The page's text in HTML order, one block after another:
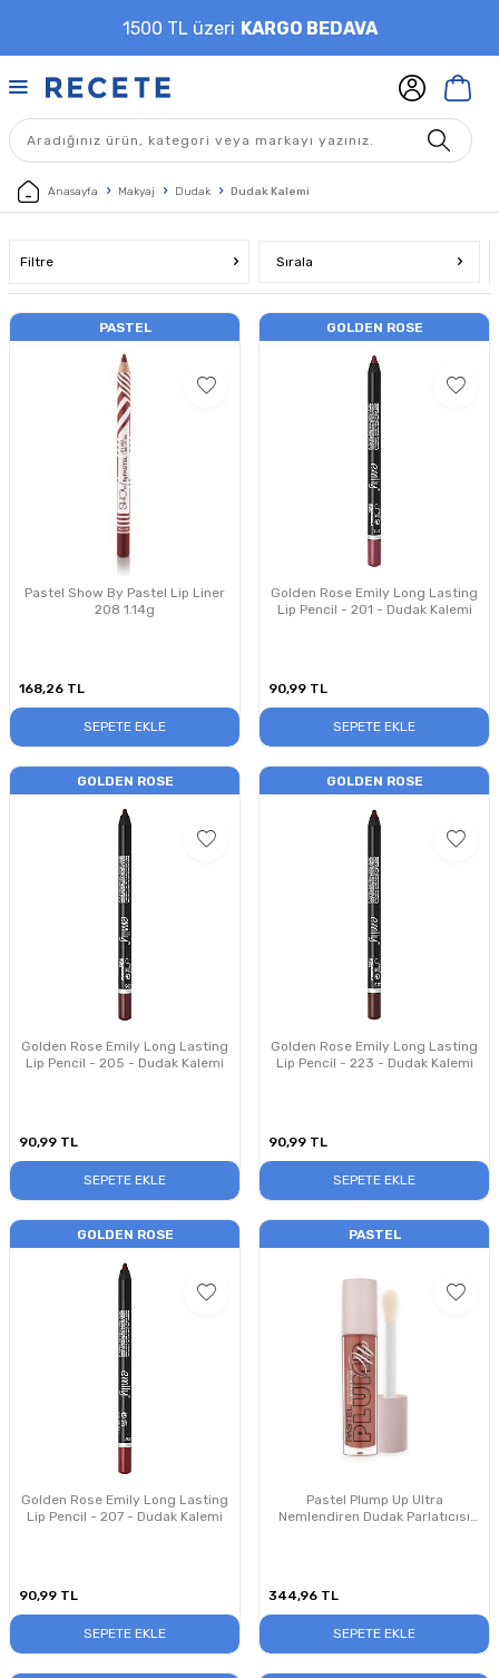
1500 TL üzeri KARGO BEDAVA
Anasayfa Makyaj Dudak Dudak Kalemi
Filtre Sırala
PASTEL
Pastel Show By Pastel Lip Liner
208 1.14g
168,26 TL
SEPETE EKLE
GOLDEN ROSE
Golden Rose Emily Long Lasting
Lip Pencil - 201 - Dudak Kalemi
90,99 TL
SEPETE EKLE
GOLDEN ROSE
Golden Rose Emily Long Lasting
Lip Pencil - 205 - Dudak Kalemi
90,99 TL
SEPETE EKLE
GOLDEN ROSE
Golden Rose Emily Long Lasting
Lip Pencil - 223 - Dudak Kalemi
90,99 TL
SEPETE EKLE
GOLDEN ROSE
Golden Rose Emily Long Lasting
Lip Pencil - 207 - Dudak Kalemi
90,99 TL
SEPETE EKLE
PASTEL
Pastel Plump Up Ultra
Nemlendiren Dudak Parlatıcısı
344,96 TL
SEPETE EKLE